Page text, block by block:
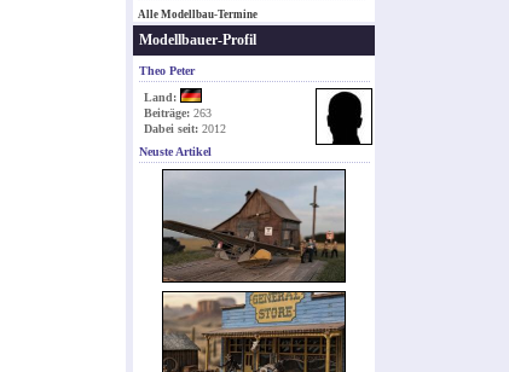
Alle Modellbau-Termine
Modellbauer-Profil
Theo Peter
Land:
Beiträge: 263
Dabei seit: 2012
Neuste Artikel